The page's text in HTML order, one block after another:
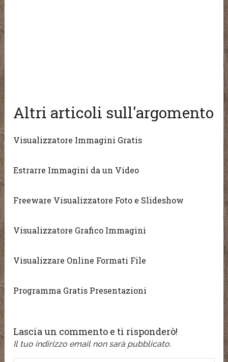
Altri articoli sull'argomento
Visualizzatore Immagini Gratis
Estrarre Immagini da un Video
Freeware Visualizzatore Foto e Slideshow
Visualizzatore Grafico Immagini
Visualizzare Online Formati File
Programma Gratis Presentazioni
Lascia un commento e ti risponderò!
Il tuo indirizzo email non sarà pubblicato.